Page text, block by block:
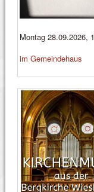
Montag 28.09.2026,
im Gemeindehaus